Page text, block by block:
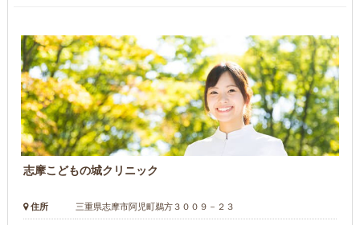
志摩こどもの城クリニック
住所 三重県志摩市阿児町鵜方３００９－２３